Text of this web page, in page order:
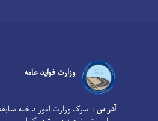
وزارت فواید عامه
آدر س : سرک وزارت امور داخله